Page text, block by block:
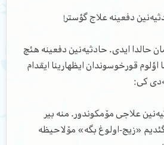
دفعینه علاج گؤستر!
حالدا ایدی. حادثیه‌نین دفعینه هئچ
اؤلوم قورخوسوندان ایظهارینا ایقدام
کی:
علاجی مۆمکوندور. منه بیر
«زیج-اولوغ بگه» مۆلاحیظه